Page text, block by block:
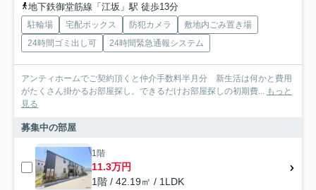
地下鉄御堂筋線「江坂」駅 徒歩13分
駐輪場 宅配ボックス 防犯カメラ
敷地内ごみ置き場
24時間ゴミ出し可
24時間緊急通報システム
アンティホームでご契約頂くと仲介手数料半月分 新生活は何かと費用
がたくさん掛かるお部屋探し。できるだけお部屋探しの初期費... もっと
見る
募集中の部屋
1階
11.3万円
1階 / 42.19㎡ / 1LDK